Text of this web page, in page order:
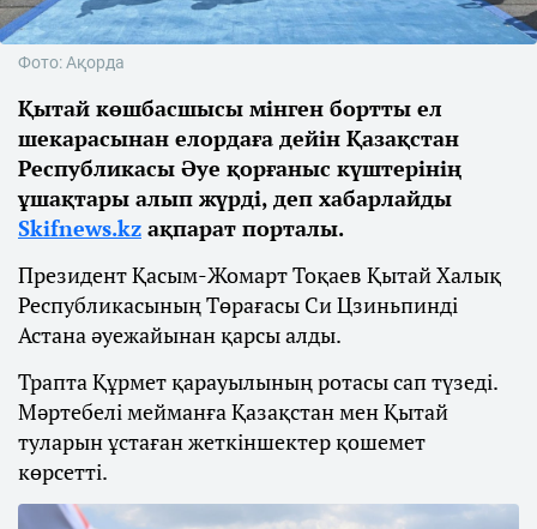
Фото: Ақорда
Қытай көшбасшысы мінген бортты ел
шекарасынан елордаға дейін Қазақстан
Республикасы Әуе қорғаныс күштерінің
ұшақтары алып жүрді, деп хабарлайды
Skifnews.kz ақпарат порталы.
Президент Қасым-Жомарт Тоқаев Қытай Халық
Республикасының Төрағасы Си Цзиньпинді
Астана әуежайынан қарсы алды.
Трапта Құрмет қарауылының ротасы сап түзеді.
Мәртебелі мейманға Қазақстан мен Қытай
туларын ұстаған жеткіншектер қошемет
көрсетті.